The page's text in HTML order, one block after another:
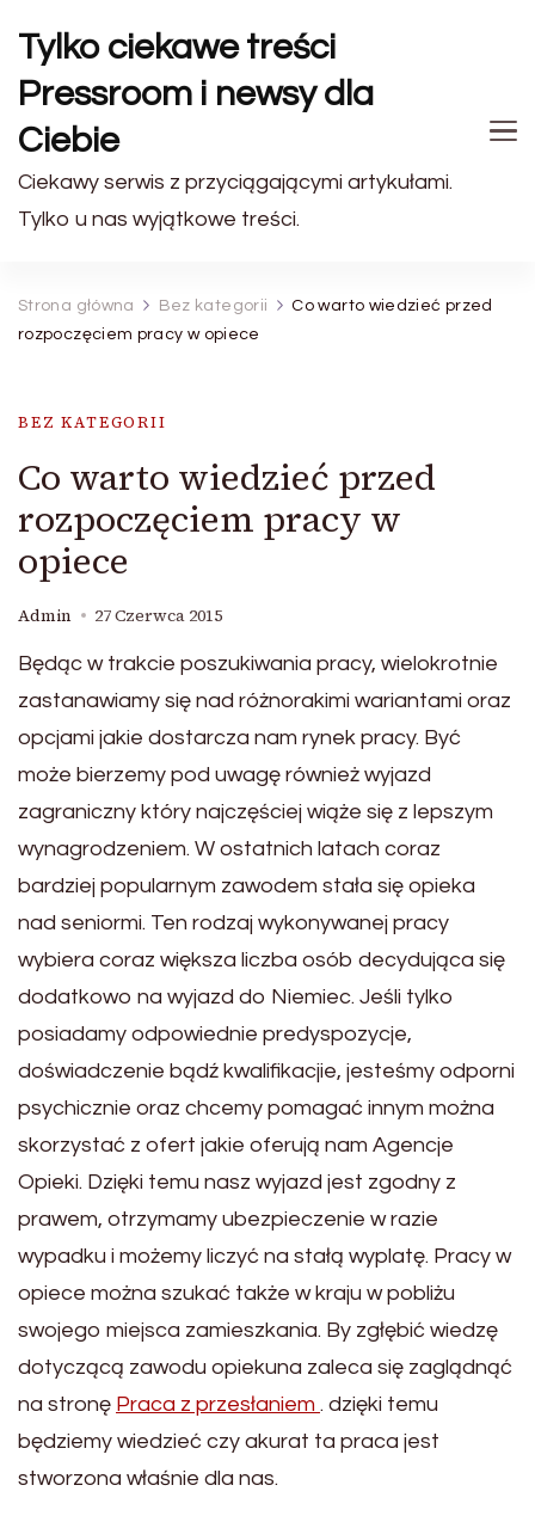
Tylko ciekawe treści
Pressroom i newsy dla
Ciebie
Ciekawy serwis z przyciągającymi artykułami.
Tylko u nas wyjątkowe treści.
Strona główna Bez kategorii
Co warto wiedzieć przed
rozpoczęciem pracy w opiece
BEZ KATEGORII
Co warto wiedzieć przed
rozpoczęciem pracy w
opiece
Admin 27 Czerwca 2015
Będąc w trakcie poszukiwania pracy, wielokrotnie
zastanawiamy się nad różnorakimi wariantami oraz
opcjami jakie dostarcza nam rynek pracy. Być
może bierzemy pod uwagę również wyjazd
zagraniczny który najczęściej wiąże się z lepszym
wynagrodzeniem. W ostatnich latach coraz
bardziej popularnym zawodem stała się opieka
nad seniormi. Ten rodzaj wykonywanej pracy
wybiera coraz większa liczba osób decydująca się
dodatkowo na wyjazd do Niemiec. Jeśli tylko
posiadamy odpowiednie predyspozycje,
doświadczenie bądź kwalifikacjie, jesteśmy odporni
psychicznie oraz chcemy pomagać innym można
skorzystać z ofert jakie oferują nam Agencje
Opieki. Dzięki temu nasz wyjazd jest zgodny z
prawem, otrzymamy ubezpieczenie w razie
wypadku i możemy liczyć na stałą wyplatę. Pracy w
opiece można szukać także w kraju w pobliżu
swojego miejsca zamieszkania. By zgłębić wiedzę
dotyczącą zawodu opiekuna zaleca się zaglądnąć
na stronę Praca z przesłaniem . dzięki temu
będziemy wiedzieć czy akurat ta praca jest
stworzona właśnie dla nas.